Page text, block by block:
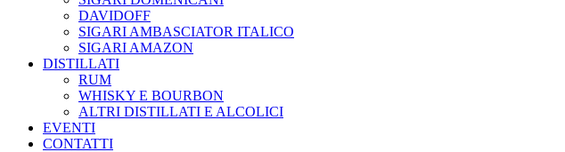
DAVIDOFF
SIGARI AMBASCIATOR ITALICO
SIGARI AMAZON
DISTILLATI
RUM
WHISKY E BOURBON
ALTRI DISTILLATI E ALCOLICI
EVENTI
CONTATTI